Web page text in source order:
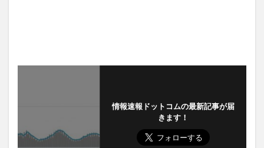
情報速報ドットコムの最新記事が届
きます！